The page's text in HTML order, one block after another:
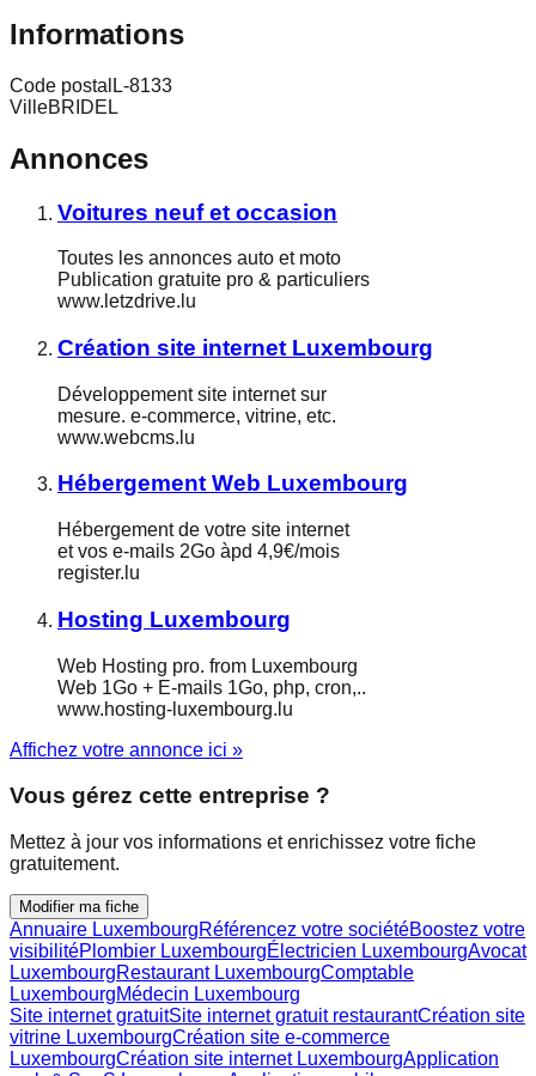
Informations
Code postal L-8133
VilleBRIDEL
Annonces
Voitures neuf et occasion
Toutes les annonces auto et moto
Publication gratuite pro & particuliers
www.letzdrive.lu
Création site internet Luxembourg
Développement site internet sur
mesure. e-commerce, vitrine, etc.
www.webcms.lu
Hébergement Web Luxembourg
Hébergement de votre site internet
et vos e-mails 2Go àpd 4,9€/mois
register.lu
Hosting Luxembourg
Web Hosting pro. from Luxembourg
Web 1Go + E-mails 1Go, php, cron,..
www.hosting-luxembourg.lu
Affichez votre annonce ici »
Vous gérez cette entreprise ?
Mettez à jour vos informations et enrichissez votre fiche
gratuitement.
Modifier ma fiche
Annuaire LuxembourgRéférencez votre sociétéBoostez votre
visibilitéPlombier LuxembourgÉlectricien LuxembourgAvocat
LuxembourgRestaurant LuxembourgComptable
LuxembourgMédecin Luxembourg
Site internet gratuitSite internet gratuit restaurantCréation site
vitrine LuxembourgCréation site e-commerce
LuxembourgCréation site internet LuxembourgApplication